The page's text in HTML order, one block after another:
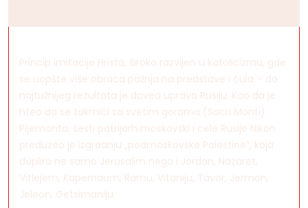
Princip imitacije Hrista, široko razvijen u katolicizmu, gde
se uopšte više obraća pažnja na predstave i čula – do
najtužnijeg rezultata je doveo upravo Rusiju. Kao da je
hteo da se takmiči sa svetim gorama (Sacri Monti)
Pijemonta, šesti patrijarh moskovski i cele Rusije Nikon
preduzeo je izgradnju „podmoskovske Palestine“, koja
duplira ne samo Jerusalim nego i Jordan, Nazaret,
Vitlejem, Kapernaum, Ramu, Vitaniju, Tavor, Jermon,
Jeleon, Getsimaniju.